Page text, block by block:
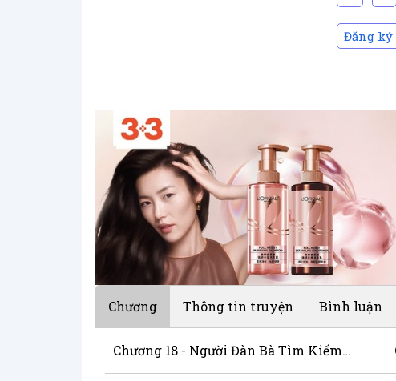
Đăng ký
Chương Thông tin truyện Bình luận
Chương 18 - Người Đàn Bà Tìm Kiếm An Nghỉ